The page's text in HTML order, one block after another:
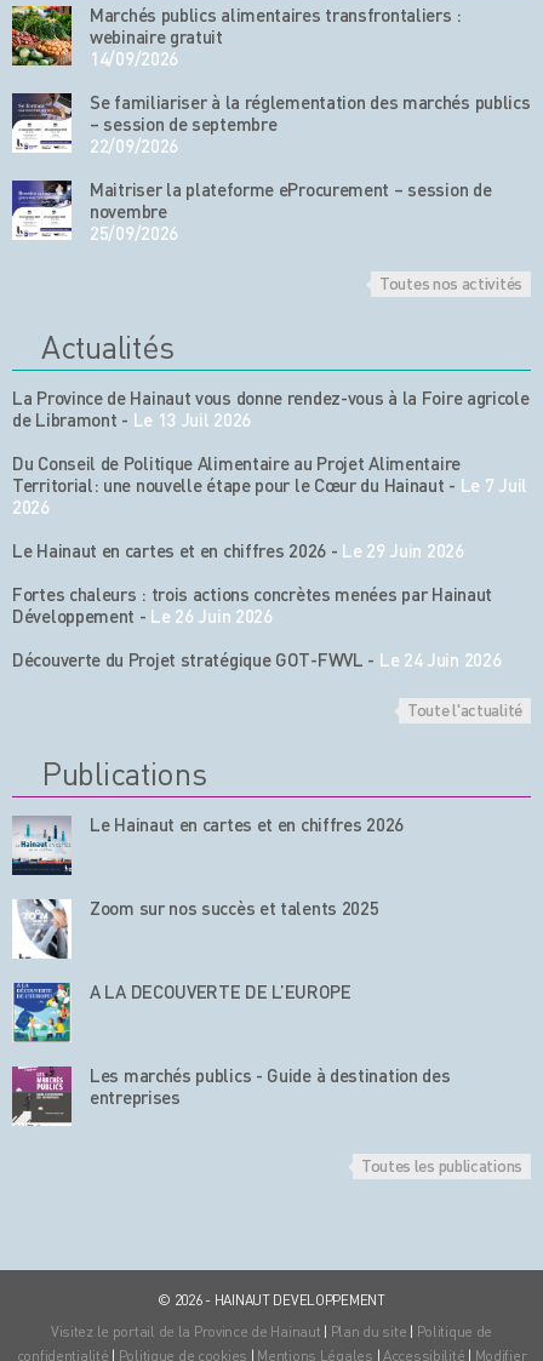
Marchés publics alimentaires transfrontaliers :
webinaire gratuit
14/09/2026
Se familiariser à la réglementation des marchés publics
– session de septembre
22/09/2026
Maitriser la plateforme eProcurement – session de
novembre
25/09/2026
Toutes nos activités
Actualités
La Province de Hainaut vous donne rendez-vous à la Foire agricole
de Libramont - Le 13 Juil 2026
Du Conseil de Politique Alimentaire au Projet Alimentaire
Territorial: une nouvelle étape pour le Cœur du Hainaut - Le 7 Juil
2026
Le Hainaut en cartes et en chiffres 2026 - Le 29 Juin 2026
Fortes chaleurs : trois actions concrètes menées par Hainaut
Développement - Le 26 Juin 2026
Découverte du Projet stratégique GOT-FWVL - Le 24 Juin 2026
Toute l'actualité
Publications
Le Hainaut en cartes et en chiffres 2026
Zoom sur nos succès et talents 2025
A LA DECOUVERTE DE L’EUROPE
Les marchés publics - Guide à destination des
entreprises
Toutes les publications
© 2026 - HAINAUT DEVELOPPEMENT
Visitez le portail de la Province de Hainaut | Plan du site | Politique de
confidentialité | Politique de cookies | Mentions Légales | Accessibilité | Modifier